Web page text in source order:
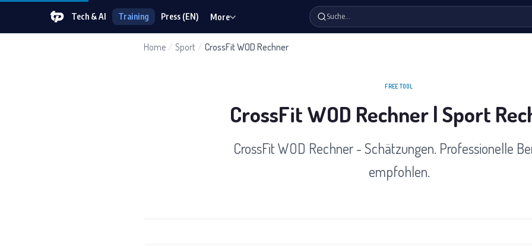
Tech & AI Training Press (EN) More Suche…
Home / Sport / CrossFit WOD Rechner
FREE TOOL
CrossFit WOD Rechner | Sport
CrossFit WOD Rechner - Schätzungen. Professionelle
empfohlen.